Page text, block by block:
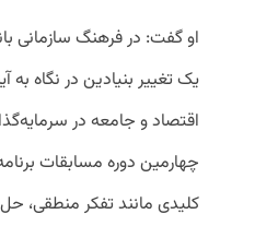
او گفت: در فرهنگ سازمانی
یک تغییر بنیادین در نگاه به
اقتصاد و جامعه در
چهارمین دوره مسابقات
کلیدی مانند تفکر منطقی،